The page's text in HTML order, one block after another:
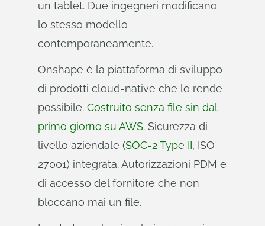
un tablet. Due ingegneri modificano
lo stesso modello
contemporaneamente.
Onshape è la piattaforma di sviluppo
di prodotti cloud-native che lo rende
possibile. Costruito senza file sin dal
primo giorno su AWS. Sicurezza di
livello aziendale (SOC-2 Type II, ISO
27001) integrata. Autorizzazioni PDM e
di accesso del fornitore che non
bloccano mai un file.